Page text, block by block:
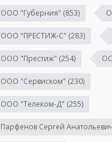
ООО "Губерния" (853)
ООО "ПРЕСТИЖ-С" (283)
ООО "Престиж" (254)
ООО "Сервиском" (230)
ООО "Телеком-Д" (255)
Парфенов Сергей Анатольевич